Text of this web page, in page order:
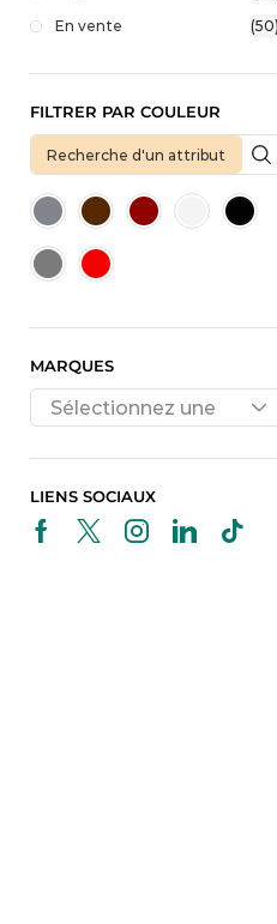
En vente
(50)
FILTRER PAR COULEUR
MARQUES
Sélectionnez une
LIENS SOCIAUX